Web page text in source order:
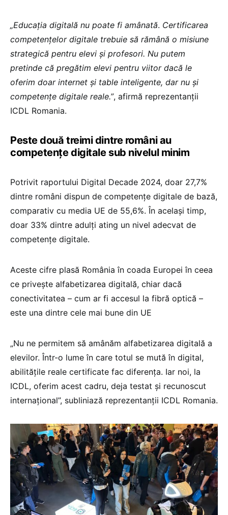
„Educația digitală nu poate fi amânată. Certificarea
competențelor digitale trebuie să rămână o misiune
strategică pentru elevi și profesori. Nu putem
pretinde că pregătim elevi pentru viitor dacă le
oferim doar internet și table inteligente, dar nu și
competențe digitale reale.”, afirmă reprezentanții
ICDL Romania.
Peste două treimi dintre români au
competențe digitale sub nivelul minim
Potrivit raportului Digital Decade 2024, doar 27,7%
dintre români dispun de competențe digitale de bază,
comparativ cu media UE de 55,6%. În același timp,
doar 33% dintre adulți ating un nivel adecvat de
competențe digitale.
Aceste cifre plasă România în coada Europei în ceea
ce privește alfabetizarea digitală, chiar dacă
conectivitatea – cum ar fi accesul la fibră optică –
este una dintre cele mai bune din UE
„Nu ne permitem să amânăm alfabetizarea digitală a
elevilor. Într-o lume în care totul se mută în digital,
abilitățile reale certificate fac diferența. Iar noi, la
ICDL, oferim acest cadru, deja testat și recunoscut
internațional”, subliniază reprezentanții ICDL Romania.